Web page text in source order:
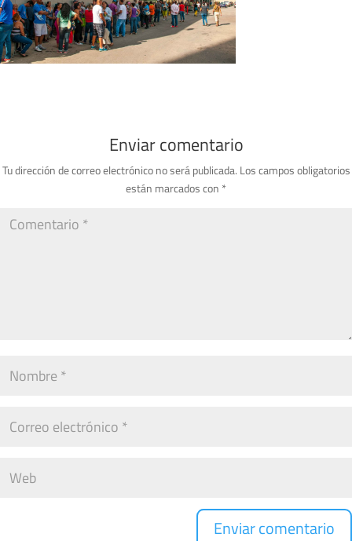
Enviar comentario
Tu dirección de correo electrónico no será publicada. Los campos obligatorios
están marcados con *